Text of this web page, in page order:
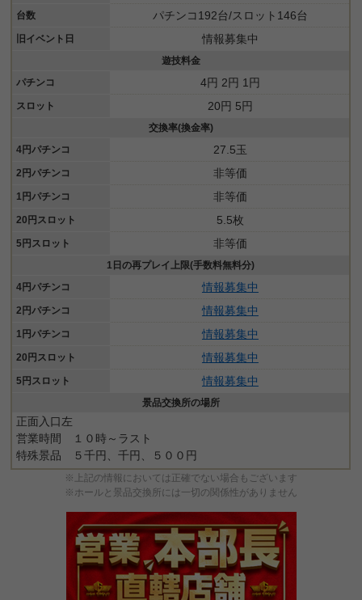
台数 パチンコ192台/スロット146台
旧イベント日 情報募集中
遊技料金
パチンコ
4円 2円 1円
スロット 20円 5円
交換率(換金率)
4円パチンコ
27.5玉
2円パチンコ 非等価
1円パチンコ 非等価
20円スロット 5.5枚
5円スロット 非等価
1日の再プレイ上限(手数料無料分)
4円パチンコ
情報募集中
2円パチンコ 情報募集中
1円パチンコ 情報募集中
20円スロット 情報募集中
5円スロット 情報募集中
景品交換所の場所
正面入口左
営業時間 １０時～ラスト
特殊景品 ５千円、千円、５００円
※上記の情報においては正確でない場合もございます
※ホールと景品交換所には一切の関係性がありません